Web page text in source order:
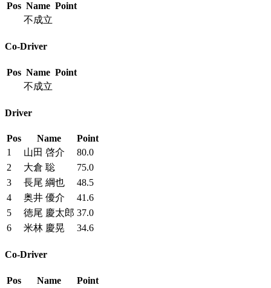
Pos Name Point
不成立
Co-Driver
Pos Name Point
不成立
Driver
Pos Name
Point
1
山田 啓介
80.0
2
大倉 聡
75.0
3
長尾 綱也
48.5
4
奥井 優介
41.6
5
徳尾 慶太郎 37.0
6
米林 慶晃 34.6
Co-Driver
Pos Name
Point